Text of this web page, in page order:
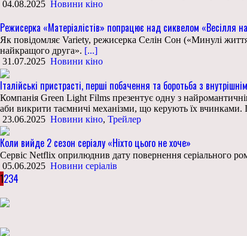
04.08.2025 Новини кіно
Режисерка «Матеріалістів» попрацює над сиквелом «Весілля
Як повідомляє Variety, режисерка Селін Сон («Минулі
найкращого друга». [...]
31.07.2025 Новини кіно
Італійські пристрасті, перші побачення та боротьба з
Компанія Green Light Films презентує одну з
аби викрити таємничі механізми, що керують їх вчинками.
23.06.2025 Новини кіно, Трейлер
Коли вийде 2 сезон серіалу «Ніхто цього не хоче»
Сервіс Netflix оприлюднив дату повернення серіального
05.06.2025 Новини серіалів
1234